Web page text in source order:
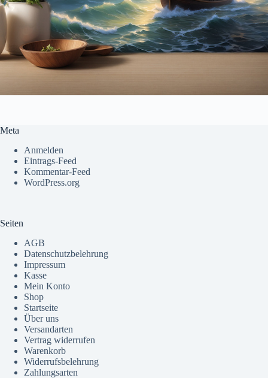
Meta
Anmelden
Eintrags-Feed
Kommentar-Feed
WordPress.org
Seiten
AGB
Datenschutzbelehrung
Impressum
Kasse
Mein Konto
Shop
Startseite
Über uns
Versandarten
Vertrag widerrufen
Warenkorb
Widerrufsbelehrung
Zahlungsarten